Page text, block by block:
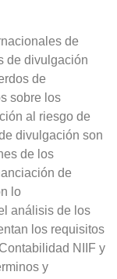
de
de divulgación
de
sobre los
al riesgo de
divulgación son
de los
de
lo
análisis de los
los requisitos
NIIF y
y